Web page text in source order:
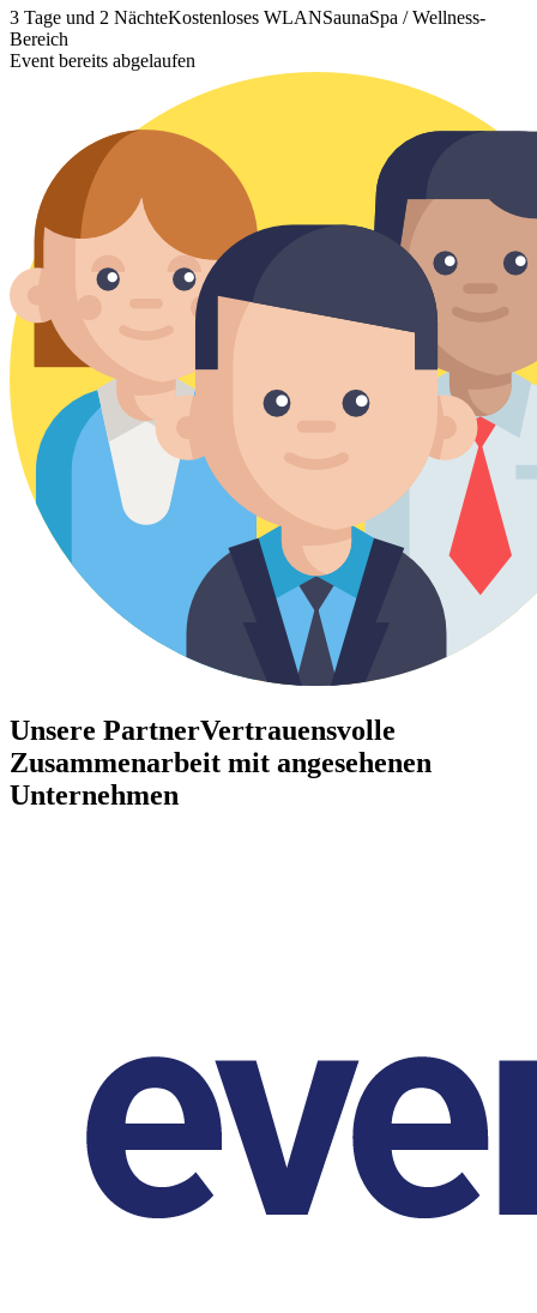
3 Tage und 2 NächteKostenloses WLANSaunaSpa / Wellness-
Bereich
Event bereits abgelaufen
Unsere PartnerVertrauensvolle
Zusammenarbeit mit angesehenen
Unternehmen